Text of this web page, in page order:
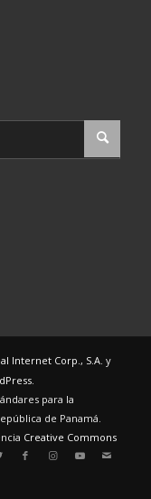
Internet Corp., S.A. y
para la
de Panamá.
Creative Commons